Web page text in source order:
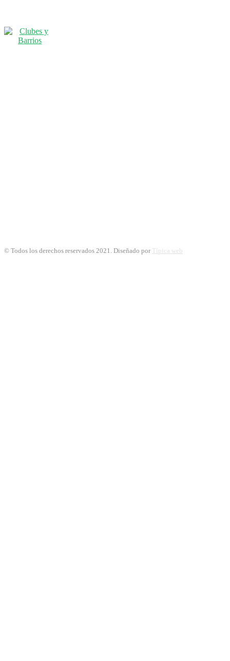
© Todos los derechos reservados 2021. Diseñado por Típica web